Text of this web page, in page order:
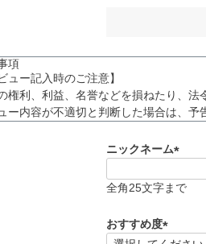
項
ュー記入時のご注意】
権利、利益、名誉などを損ねたり、法
ー内容が不適切と判断した場合は、予
ニックネーム
必
全角25文字まで
おすすめ度